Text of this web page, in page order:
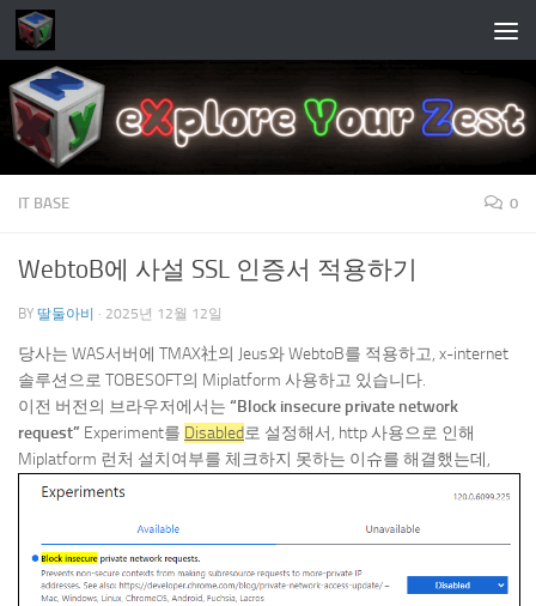
Skip to content
IT BASE 0
WebtoB에 사설 SSL 인증서 적용하기
BY 딸둘아비 · 2025년 12월 12일
당사는 WAS서버에 TMAX社의 Jeus와 WebtoB를 적용하고, x-internet
솔루션으로 TOBESOFT의 Miplatform 사용하고 있습니다.
이전 버전의 브라우저에서는 “Block insecure private network
request” Experiment를 Disabled로 설정해서, http 사용으로 인해
Miplatform 런처 설치여부를 체크하지 못하는 이슈를 해결했는데,